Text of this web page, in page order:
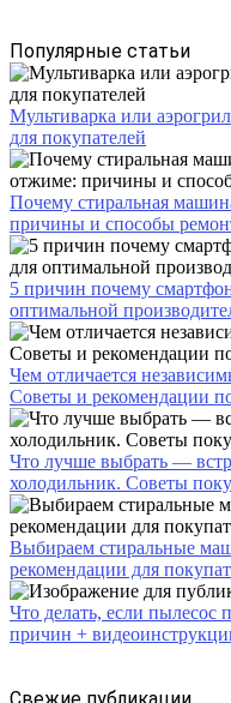
Популярные статьи
Мультиварка или
для покупателей
Почему стиральная
причины и способы
5 причин почему
оптимальной
Чем отличается
Советы и рекомендации
Что лучше выбрать —
холодильник. Советы
Выбираем стиральные
рекомендации для
Что делать, если пылесос
причин +